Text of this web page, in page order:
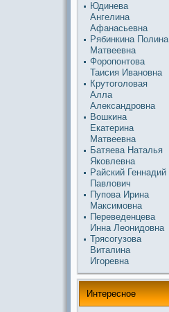
Юдинева
Ангелина
Афанасьевна
Рябинкина Полина
Матвеевна
Форопонтова
Таисия Иванoвна
Крутоголовая
Алла
Александровна
Вошкина
Екaтерина
Матвеевна
Батяева Наталья
Яковлевна
Райский Геннадий
Павлович
Пупова Ирина
Максимовна
Переведенцева
Инна Леонидовна
Трясогузова
Виталина
Игоревна
Интереснoе